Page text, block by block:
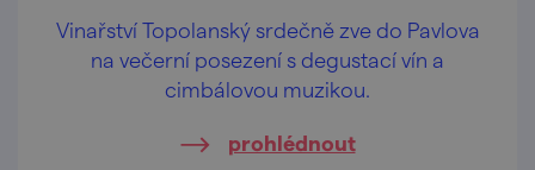
Vinařství Topolanský srdečně zve do Pavlova
na večerní posezení s degustací vín a
cimbálovou muzikou.
prohlédnout